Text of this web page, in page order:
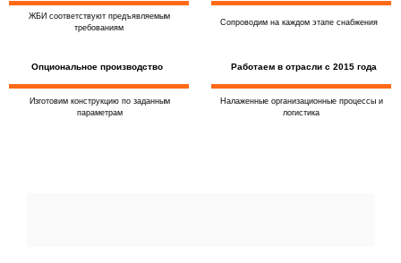
ЖБИ соответствуют предъявляемым
требованиям
Изготовим конструкцию по заданным
параметрам
Опциональное производство
Сопроводим на каждом этапе снабжения
Налаженные организационные процессы и
логистика
Работаем в отрасли с 2015 года